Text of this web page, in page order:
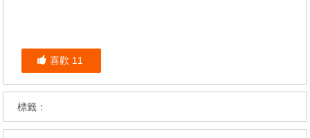
喜歡 11
標籤：